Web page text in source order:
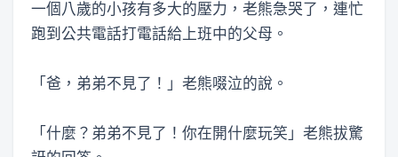
一個八歲的小孩有多大的壓力，老熊急哭了，連忙
跑到公共電話打電話給上班中的父母。
「爸，弟弟不見了！」老熊啜泣的說。
「什麼？弟弟不見了！你在開什麼玩笑」老熊拔驚